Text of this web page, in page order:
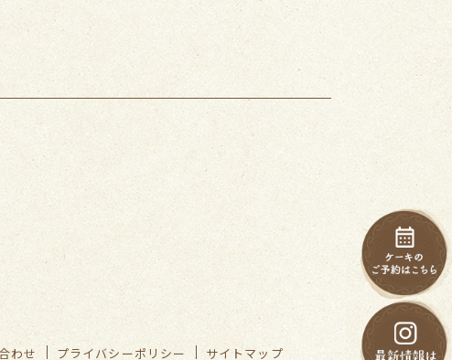
わせ プライバシーポリシー サイトマップ